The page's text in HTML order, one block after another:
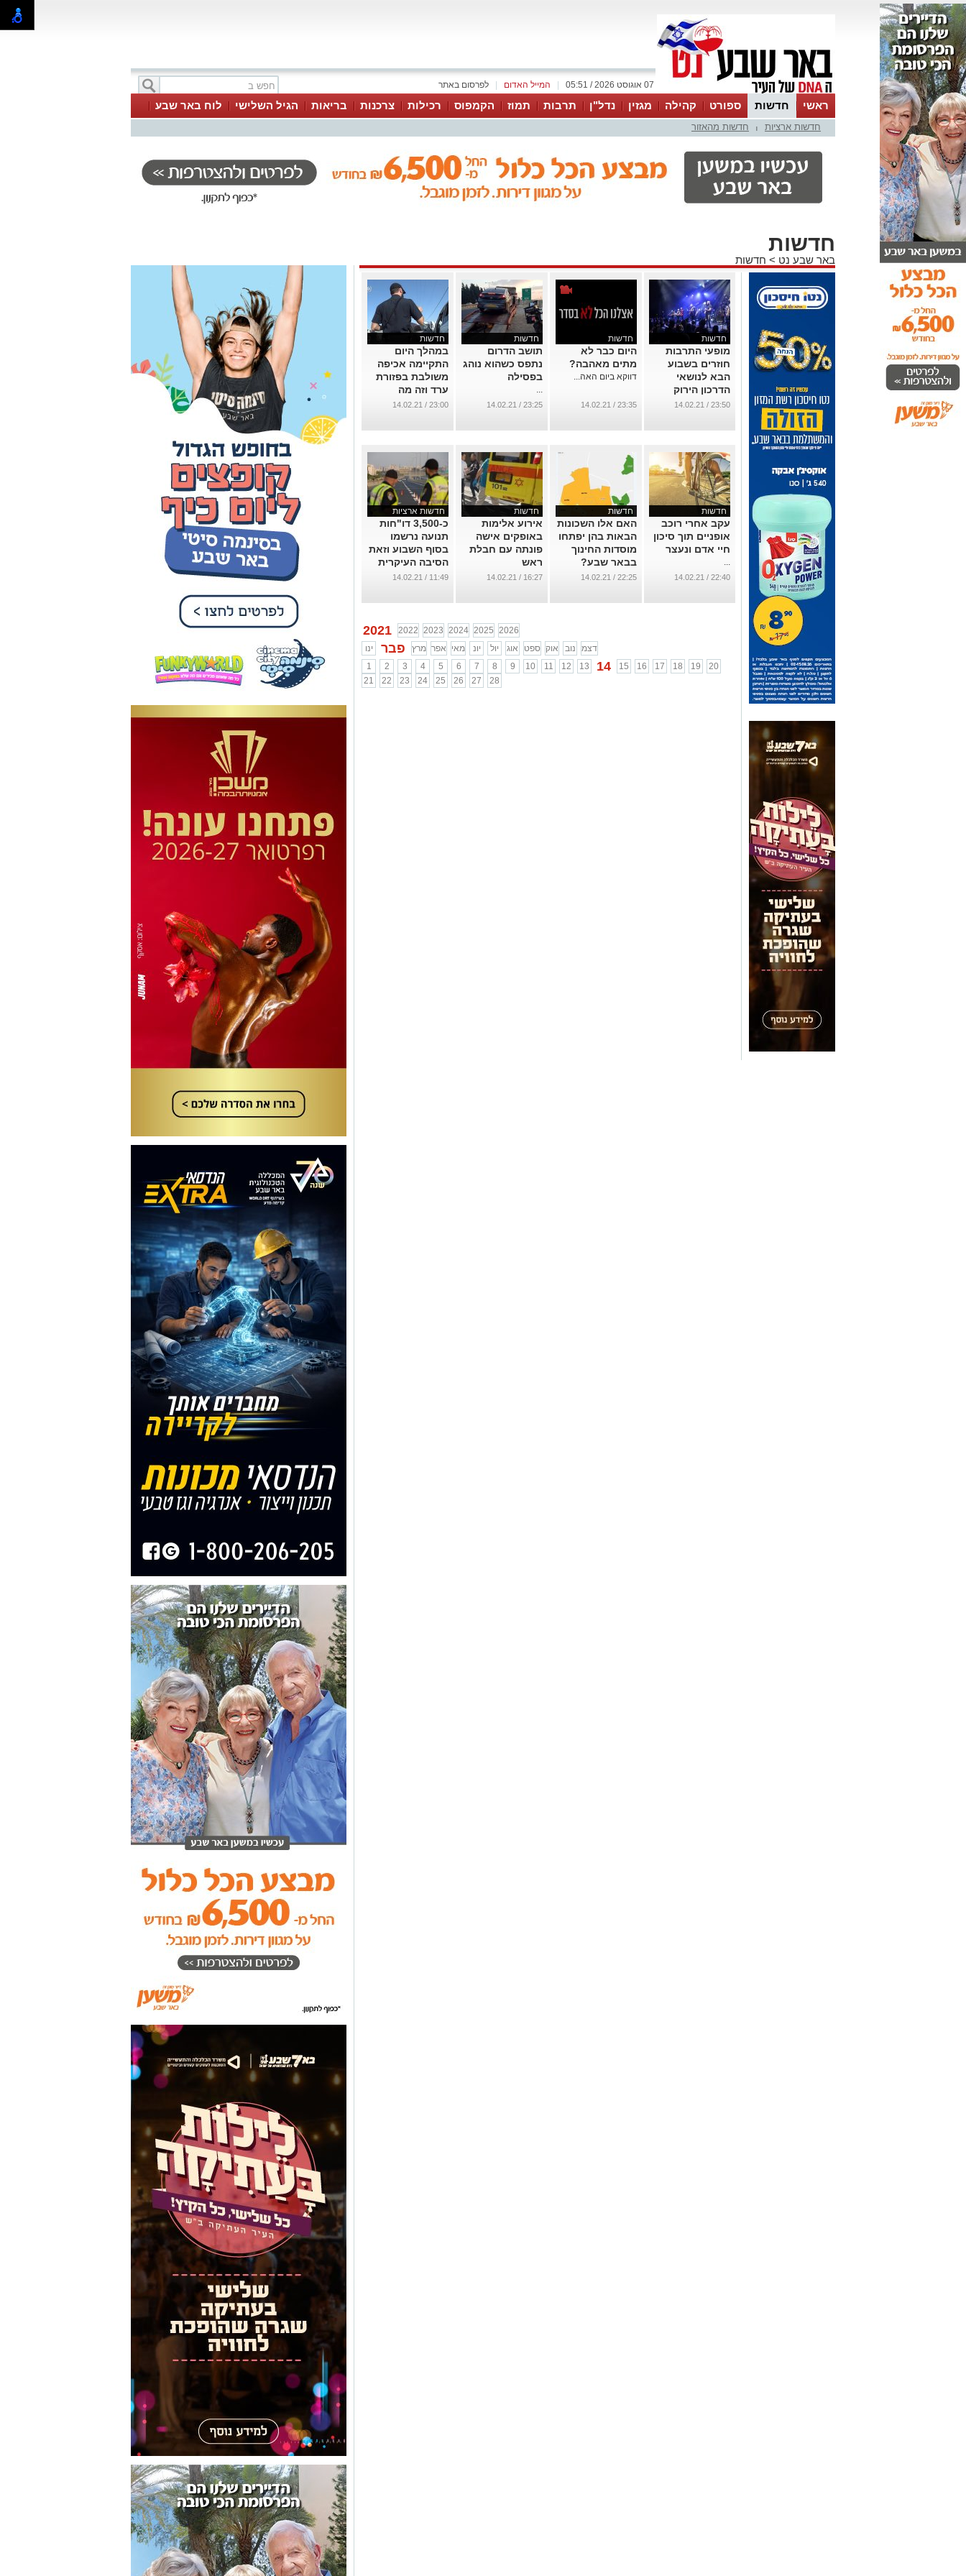
לפרסום באתר המייל האדום 07 אוגוסט 2026 / 05:51
ראשי חדשות ספורט קהילה מגזין נדל"ן תרבות תמוז הקמפוס רכילות צרכנות בריאות הגיל השלישי
לוח באר שבע
עסקים
טיפים והמלצותחדשות ארציות חדשות מהאזור
חדשות
באר שבע נט > חדשות
חדשות
מופעי התרבות
חוזרים בשבוע
הבא לנושאי
הדרכון הירוק
...
23:50 / 14.02.21
חדשות
היום כבר לא
מתים מאהבה?
דווקא ביום האה...
23:35 / 14.02.21
חדשות
תושב הדרום
נתפס כשהוא נוהג
בפסילה
...
23:25 / 14.02.21
חדשות
במהלך היום
התקיימה אכיפה
משולבת בפזורת
ערד וזה מה
שנמצא
23:00 / 14.02.21
חדשות
עקב אחרי רוכב
אופניים תוך סיכון
חיי אדם ונעצר
...
22:40 / 14.02.21
חדשות
האם אלו השכונות
הבאות בהן יפתחו
מוסדות החינוך
בבאר שבע?
...
22:25 / 14.02.21
חדשות
אירוע אלימות
באופקים אישה
פונתה עם חבלת
ראש
...
16:27 / 14.02.21
חדשות ארציות
כ-3,500 דו"חות
תנועה נרשמו
בסוף השבוע וזאת
הסיבה העיקרית
...
11:49 / 14.02.21
2021 2022 2023 2024 2025 2026
ינו
פבר מרץ אפר מאי יונ יול אוג ספט אוק נוב
דצמ
1
2 3 4 5 6 7 8 9 10 11 12 13 14 15 16 17 18 19
20
21
22 23 24 25 26 27 28